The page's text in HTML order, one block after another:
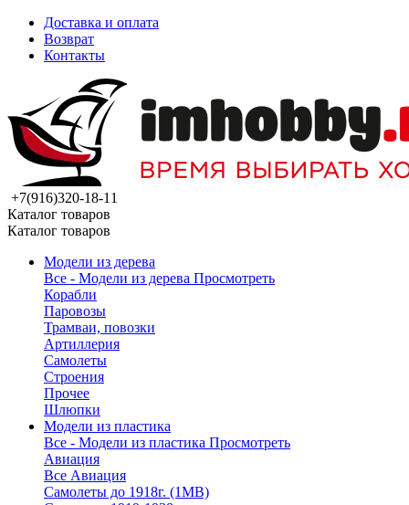
Доставка и оплата
Возврат
Контакты
+7(916)320-18-11
Каталог товаров
Каталог товаров
Модели из дерева
Все - Модели из дерева Просмотреть
Корабли
Паровозы
Трамваи, повозки
Артиллерия
Самолеты
Строения
Прочее
Шлюпки
Модели из пластика
Все - Модели из пластика Просмотреть
Авиация
Все Авиация
Самолеты до 1918г. (1МВ)